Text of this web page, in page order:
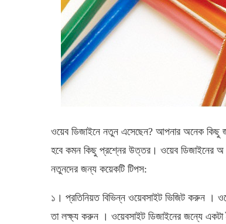
ওয়েব ডিজাইনে নতুন এসেছেন? আপনার অনেক কিছু
হবে কমন কিছু প্রশ্নের উত্তর। ওয়েব ডিজাইনের
নতুনদের জন্য কয়েকটি টিপস:
১। প্রতিনিয়ত বিভিন্ন ওয়েবসাইট ভিজিট করুন ।
তা লক্ষ্য করুন । ওয়েবসাইট ডিজাইনের জন্যে একটা